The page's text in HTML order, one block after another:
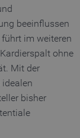
beeinflussen
im weiteren
ohne
Mit der
bisher